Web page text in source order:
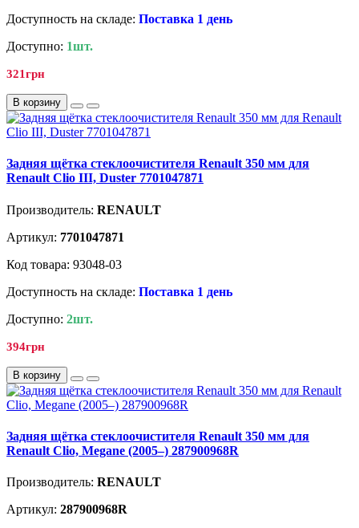
Доступность на складе: Поставка 1 день
Доступно: 1шт.
321грн
В корзину
Задняя щётка стеклоочистителя Renault 350 мм для
Renault Clio III, Duster 7701047871
Производитель: RENAULT
Артикул: 7701047871
Код товара: 93048-03
Доступность на складе: Поставка 1 день
Доступно: 2шт.
394грн
В корзину
Задняя щётка стеклоочистителя Renault 350 мм для
Renault Clio, Megane (2005–) 287900968R
Производитель: RENAULT
Артикул: 287900968R